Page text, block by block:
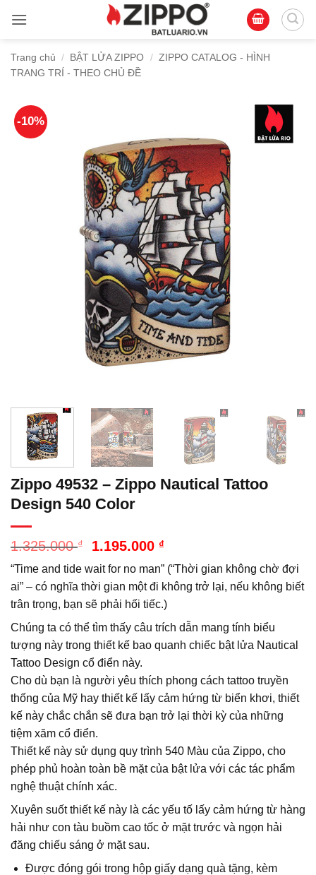
qua
dungTrang chủ / BẬT LỬA ZIPPO / ZIPPO CATALOG - HÌNH
TRANG TRÍ - THEO CHỦ ĐỀ
-10%
Zippo 49532 – Zippo Nautical Tattoo
Design 540 Color
1.325.000₫
Giá
là:
1.325.000 ₫.
1.195.000 ₫
tại
là:
1.195.000 ₫.
“Time and tide wait for no man” (“Thời gian không chờ đợi
ai” – có nghĩa thời gian một đi không trở lại, nếu không biết
trân trọng, bạn sẽ phải hối tiếc.)
Chúng ta có thể tìm thấy câu trích dẫn mang tính biểu
tượng này trong thiết kế bao quanh chiếc bật lửa Nautical
Tattoo Design cổ điển này.
Cho dù bạn là người yêu thích phong cách tattoo truyền
thống của Mỹ hay thiết kế lấy cảm hứng từ biển khơi, thiết
kế này chắc chắn sẽ đưa bạn trở lại thời kỳ của những
tiệm xăm cổ điển.
Thiết kế này sử dụng quy trình 540 Màu của Zippo, cho
phép phủ hoàn toàn bề mặt của bật lửa với các tác phẩm
nghệ thuật chính xác.
Xuyên suốt thiết kế này là các yếu tố lấy cảm hứng từ hàng
hải như con tàu buồm cao tốc ở mặt trước và ngọn hải
đăng chiếu sáng ở mặt sau.
Được đóng gói trong hộp giấy dạng quà tặng, kèm